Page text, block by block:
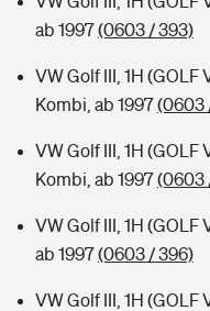
ab 1997(0603 / 393)
VW Golf III, 1H (GOLF
Kombi, ab 1997(0603
VW Golf III, 1H (GOLF
Kombi, ab 1997(0603
VW Golf III, 1H (GOLF
ab 1997(0603 / 396)
VW Golf III, 1H (GOLF